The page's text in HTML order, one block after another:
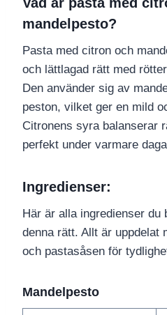
mandelpesto?
Pasta med citron och
och lättlagad rätt med
Den använder sig av
peston, vilket ger en mild
Citronens syra balanserar
perfekt under varmare
Ingredienser:
Här är alla ingredienser du
denna rätt. Allt är uppdelat
och pastasåsen för
Mandelpesto